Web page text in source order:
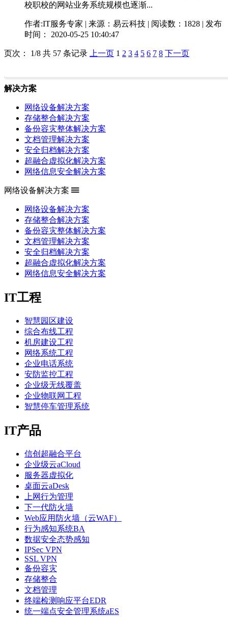
校职校的网站业务系统规模也逐渐...
作者:IT服务专家 | 来源：易云科技 | 阅读数：1828 | 发布
时间： 2020-05-25 10:40:47
页次： 1/8 共 57 条记录 上一页 1 2 3 4 5 6 7 8 下一页
解决方案
网络设备解决方案
存储整合解决方案
备份容灾整体解决方案
文档管理解决方案
安全归档解决方案
超融合虚拟化解决方案
网络信息安全解决方案
网络设备解决方案
网络设备解决方案
存储整合解决方案
备份容灾整体解决方案
文档管理解决方案
安全归档解决方案
超融合虚拟化解决方案
网络信息安全解决方案
IT工程
智慧园区建设
综合布线工程
机房建设工程
网络系统工程
企业电话系统
安防监控工程
企业级无线覆盖
企业物联网工程
智慧停车管理系统
IT产品
信创超融合平台
企业级云aCloud
服务器虚拟化
桌面云aDesk
上网行为管理
下一代防火墙
Web应用防火墙（云WAF）
行为感知系统BA
数据安全态势感知
IPSec VPN
SSL VPN
备份容灾
存储整合
文档管理
终端检测响应平台EDR
统一端点安全管理系统aES